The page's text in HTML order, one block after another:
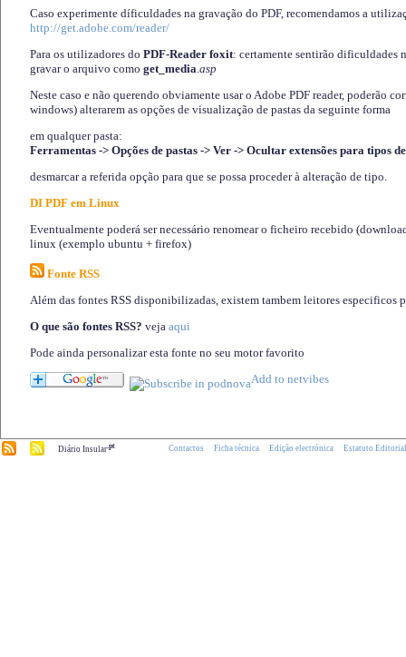
Caso experimente díficuldades na gravação do PDF, recomendamos a
http://get.adobe.com/reader/
Para os utilizadores do PDF-Reader foxit: certamente sentirão dificuldades
gravar o arquivo como get_media.asp
Neste caso e não querendo obviamente usar o Adobe PDF reader, poderão
windows) alterarem as opções de visualização de pastas da seguinte forma
em qualquer pasta:
Ferramentas -> Opções de pastas -> Ver -> Ocultar extensões para tipos
desmarcar a referida opção para que se possa proceder à alteração de tipo.
DI PDF em Linux
Eventualmente poderá ser necessário renomear o ficheiro recebido
linux (exemplo ubuntu + firefox)
Fonte RSS
Além das fontes RSS disponibilizadas, existem tambem leitores especificos
O que são fontes RSS? veja aqui
Pode ainda personalizar esta fonte no seu motor favorito
Diário Insular.pt Contactos Ficha técnica Edição electrónica Estatuto Editorial